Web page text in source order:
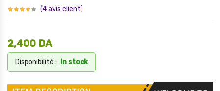
(4avis client)
2,400 DA
Disponibilité : In stock